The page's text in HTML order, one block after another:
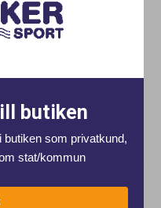
snorklar, en storlek som
samt frisims snorkeln.
skall man på
trycka på, (och inte
förändring av
o förlängning.
butiken
butiken som privatkund,
stat/kommun